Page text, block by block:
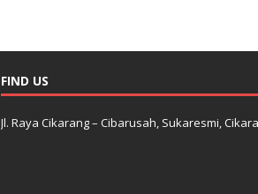
FIND US
Jl. Raya Cikarang – Cibarusah, Sukaresmi,